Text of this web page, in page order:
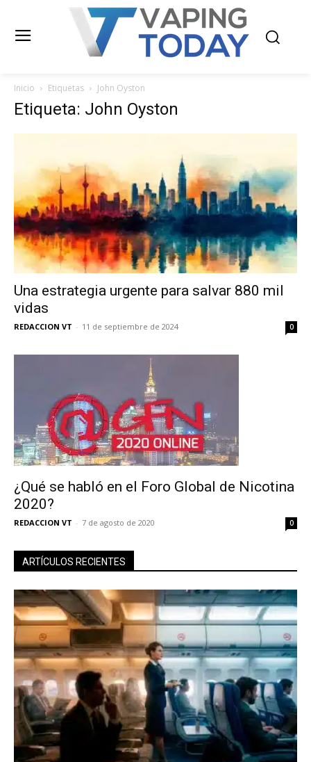
Inicio Etiquetas John Oyston
Etiqueta: John Oyston
Una estrategia urgente para salvar 880 mil
vidas
REDACCION VT - 11 de septiembre de 2024 0
¿Qué se habló en el Foro Global de Nicotina
2020?
REDACCION VT - 7 de agosto de 2020 0
ARTÍCULOS RECIENTES